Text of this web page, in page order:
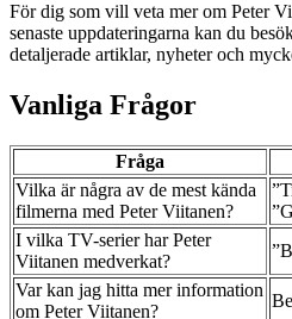
För dig som vill veta mer om Peter
senaste uppdateringarna kan du
detaljerade artiklar, nyheter och
Vanliga Frågor
Fråga
Vilka är några av de mest kända
filmerna med Peter Viitanen?
I vilka TV-serier har Peter
Viitanen medverkat?
Var kan jag hitta mer information
om Peter Viitanen?